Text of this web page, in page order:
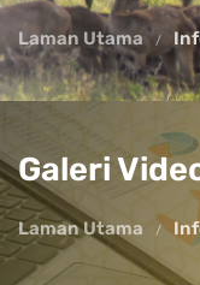
Laman Utama
Galeri
Laman Utama